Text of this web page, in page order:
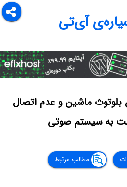
آی‌تی
ماشین و عدم اتصال
به سیستم صوتی
مطالب مرتبط